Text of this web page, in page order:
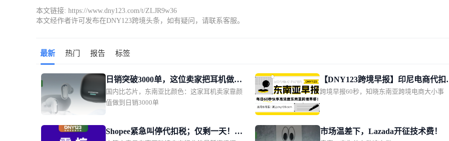
本文链接: https://www.dny123.com/t/ZLJR9w36
本文经作者许可发布在DNY123跨境头条，如有疑问，请联系客服。
最新 热门 报告 标签
日销突破3000单，这位卖家把耳机做成
了东南亚年轻人的时尚单品
国内比芯片，东南亚比颜色：这家耳机卖家靠颜
值做到日销3000单
【DNY123跨境早报】印尼电商代扣
改期11月1日；TikTok Shop推动印尼
跨境早报60秒，知晓东南亚跨境电商大小事
Shopee紧急叫停代扣税；仅剩一天！两
市场温差下，Lazada开征技术费！